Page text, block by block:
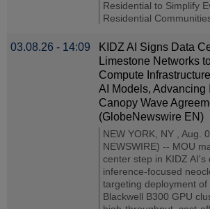
Residential to Simplify
Residential
03.08.26 - 14:09
KIDZ AI Signs Data
Limestone Networks
Compute
AI Models, Advancing
Canopy Wave
(GlobeNewswire EN)
NEW YORK, NY , Aug.
NEWSWIRE) -- MOU
center step in KIDZ AI's
inference-focused
targeting deployment
Blackwell B300 GPU